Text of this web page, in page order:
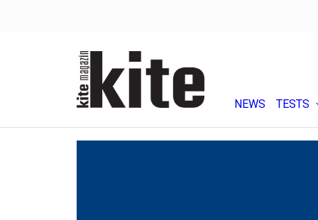
NEWS TESTS